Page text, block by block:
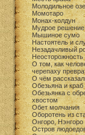
Молодильное
Момотаро
Монах-колдун
Мудрое решение
Мышиное сумо
Настоятель и
Незадачливый
Неосторожность
О том, как
черепаху
О чём
Обезьяна и краб
Обезьянка с
хвостом
Обет молчания
Оборотень из
Онгоро,
Остров